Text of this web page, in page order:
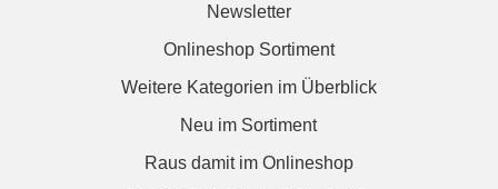
Newsletter
Onlineshop Sortiment
Weitere Kategorien im Überblick
Neu im Sortiment
Raus damit im Onlineshop